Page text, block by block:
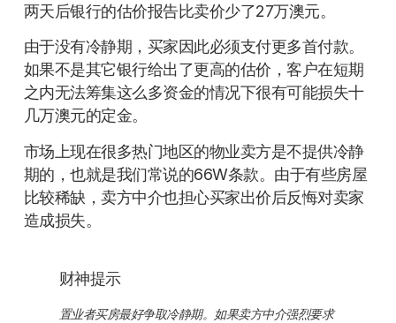
两天后银行的估价报告比卖价少了27万澳元。
由于没有冷静期，买家因此必须支付更多首付款。
如果不是其它银行给出了更高的估价，客户在短期
之内无法筹集这么多资金的情况下很有可能损失十
几万澳元的定金。
市场上现在很多热门地区的物业卖方是不提供冷静
期的，也就是我们常说的66W条款。由于有些房屋
比较稀缺，卖方中介也担心买家出价后反悔对卖家
造成损失。
财神提示
置业者买房最好争取冷静期。如果卖方中介强烈要求